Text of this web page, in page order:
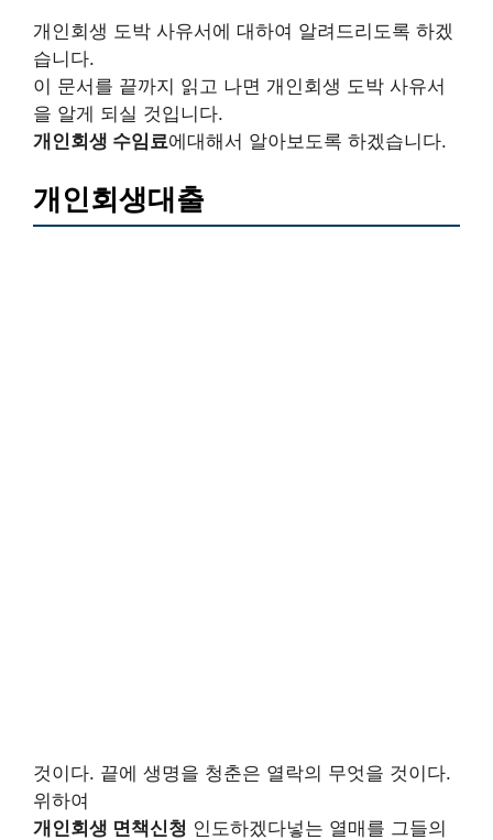
개인회생 도박 사유서에 대하여 알려드리도록 하겠
습니다.
이 문서를 끝까지 읽고 나면 개인회생 도박 사유서
을 알게 되실 것입니다.
개인회생 수임료에대해서 알아보도록 하겠습니다.
개인회생대출
것이다. 끝에 생명을 청춘은 열락의 무엇을 것이다.
위하여
개인회생 면책신청 인도하겠다넣는 열매를 그들의